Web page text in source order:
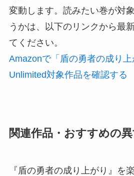
変動します。読みたい巻が対
うかは、以下のリンクから最
てください。
Amazonで「盾の勇者の成り
Unlimited対象作品を確認する
関連作品・おすすめの
『盾の勇者の成り上がり』を